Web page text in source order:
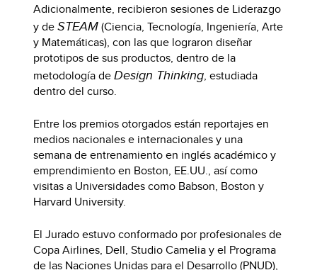
Adicionalmente, recibieron sesiones de Liderazgo
y deSTEAM(Ciencia, Tecnología, Ingeniería, Arte
y Matemáticas), con las que lograron diseñar
prototipos de sus productos, dentro de la
metodología deDesign Thinking, estudiada
dentro del curso.
Entre los premios otorgados están reportajes en
medios nacionales e internacionales y una
semana de entrenamiento en inglés académico y
emprendimiento en Boston, EE.UU., así como
visitas a Universidades como Babson, Boston y
Harvard University.
El Jurado estuvo conformado por profesionales de
Copa Airlines, Dell, Studio Camelia y el Programa
de las Naciones Unidas para el Desarrollo (PNUD),